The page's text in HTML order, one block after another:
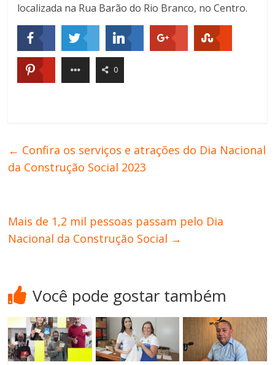
localizada na Rua Barão do Rio Branco, no Centro.
0
← Confira os serviços e atrações do Dia Nacional
da Construção Social 2023
Mais de 1,2 mil pessoas passam pelo Dia
Nacional da Construção Social →
Você pode gostar também